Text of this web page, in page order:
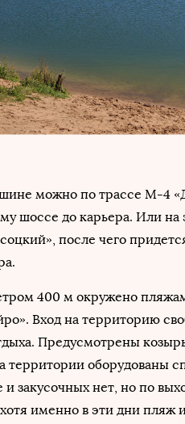
можно по трассе М-4
шоссе до карьера. Или на
после чего
400 м окружено
Вход на территорию
Предусмотрены
территории оборудованы
и закусочных нет, но по
именно в эти дни пляж